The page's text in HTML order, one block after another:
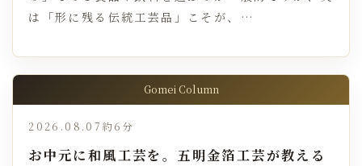
は「形に残る伝統工芸品」こそが、…
Gomei Column
2026.08.07 約6分
お中元に和風工芸を。五明金箔工芸が教える